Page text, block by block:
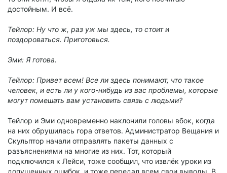
достойным. И всё.
Тейлор: Ну что ж, раз уж мы здесь, то стоит и
поздороваться. Приготовься.
Эми: Я готова.
Тейлор: Привет всем! Все ли здесь понимают, что такое
человек, и есть ли у кого-нибудь из вас проблемы, которые
могут помешать вам установить связь с людьми?
Тейлор и Эми одновременно наклонили головы вбок, когда
на них обрушилась гора ответов. Администратор Вещания и
Скульптор начали отправлять пакеты данных с
разъяснениями на многие из них. Тот, который
подключился к Лейси, тоже сообщил, что извлёк уроки из
допущенных ошибок, и тоже передал всем свои выводы. В